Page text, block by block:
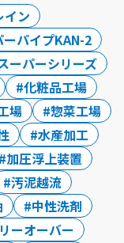
イン
ーパイプKAN-2
ーパーシリーズ
化粧品工場
場
惣菜工場
水産加工
加圧浮上装置
汚泥越流
中性洗剤
ーオーバー